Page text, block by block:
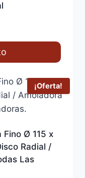
¡Oferta!
Ø 115 x
Radial /
Las